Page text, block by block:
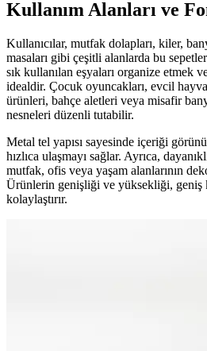
Kullanım Alanları ve
Kullanıcılar, mutfak dolapları, kiler,
masaları gibi çeşitli alanlarda bu
sık kullanılan eşyaları organize etmek
idealdir. Çocuk oyuncakları, evcil
ürünleri, bahçe aletleri veya misafir
nesneleri düzenli tutabilir.
Metal tel yapısı sayesinde içeriği
hızlıca ulaşmayı sağlar. Ayrıca,
mutfak, ofis veya yaşam alanlarının
Ürünlerin genişliği ve yüksekliği, geniş
kolaylaştırır.